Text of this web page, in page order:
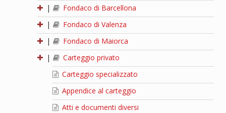
|
Fondaco di Barcellona
|
Fondaco di Valenza
|
Fondaco di Maiorca
|
Carteggio privato
Carteggio specializzato
Appendice al carteggio
Atti e documenti diversi